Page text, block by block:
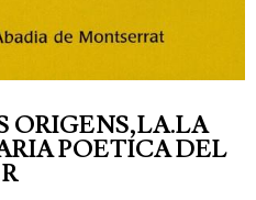
ORIGENS,LA.LA
POETICA DEL
R